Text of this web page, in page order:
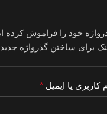
خود را فراموش کرده
برای ساختن گذرواژه
کاربری یا ایمیل *